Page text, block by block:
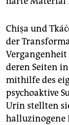
Chişa und
der
deren Seiten
mithilfe des
psychoaktive
Urin stellten
halluzinogene